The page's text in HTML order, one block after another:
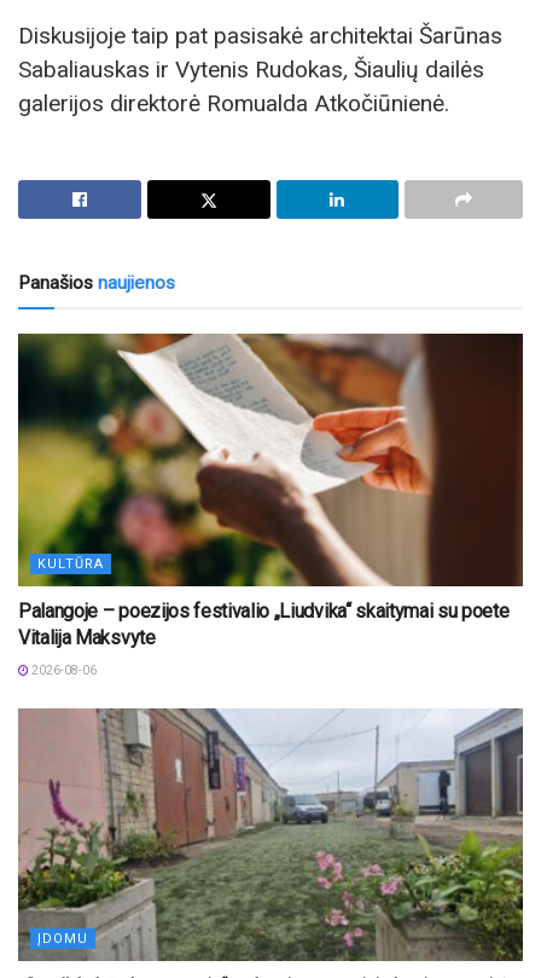
Diskusijoje taip pat pasisakė architektai Šarūnas
Sabaliauskas ir Vytenis Rudokas, Šiaulių dailės
galerijos direktorė Romualda Atkočiūnienė.
Panašios naujienos
KULTŪRA
Palangoje – poezijos festivalio „Liudvika“ skaitymai su poete
Vitalija Maksvyte
2026-08-06
ĮDOMU